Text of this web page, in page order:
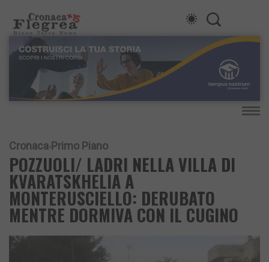
Cronaca Primo Piano
POZZUOLI/ LADRI NELLA VILLA DI
KVARATSKHELIA A
MONTERUSCIELLO: DERUBATO
MENTRE DORMIVA CON IL CUGINO